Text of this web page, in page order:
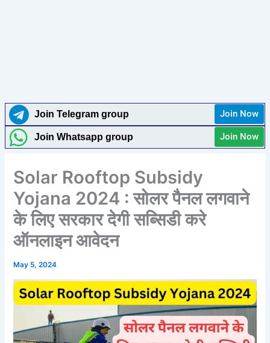
Join Telegram group Join Now
Join Whatsapp group Join Now
Solar Rooftop Subsidy
Yojana 2024 : सोलर पैनल लगवाने
के लिए सरकार देगी सब्सिडी करे
ऑनलाइन आवेदन
May 5, 2024